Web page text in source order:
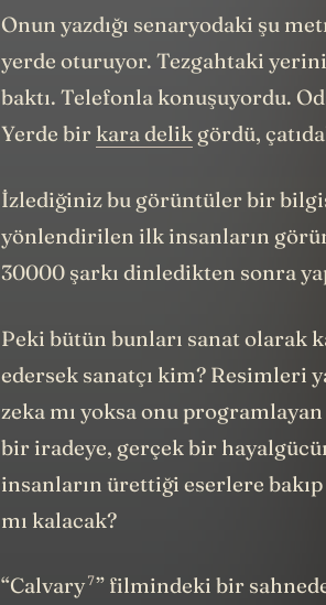
Onun yazdığı senaryodaki şu
yerde oturuyor. Tezgahtaki
baktı. Telefonla konuşuyordu.
Yerde bir kara delik gördü,
İzlediğiniz bu görüntüler bir
yönlendirilen ilk insanların
30000 şarkı dinledikten sonra
Peki bütün bunları sanat olarak
edersek sanatçı kim? Resimleri
zeka mı yoksa onu
bir iradeye, gerçek bir
insanların ürettiği eserlere
mı kalacak?
“Calvary7” filmindeki bir